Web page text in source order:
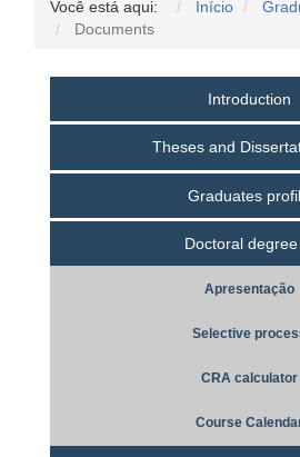
Você está aqui: Início
Documents
Introduction
Theses and
Graduates
Doctoral degree
Apresentação
Selective
CRA calculator
Course